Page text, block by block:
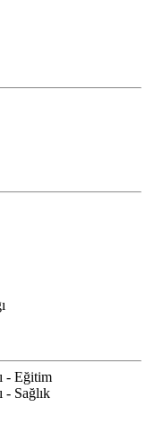
- Eğitim
- Sağlık